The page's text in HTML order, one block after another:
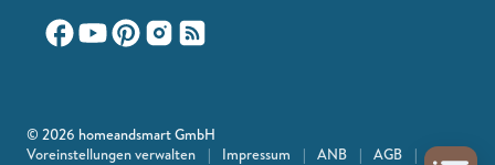
© 2026 homeandsmart GmbH
Voreinstellungen verwalten
| Impressum | ANB | AGB
|